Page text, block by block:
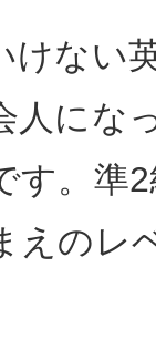
けない
人にな
す。準
えのレ